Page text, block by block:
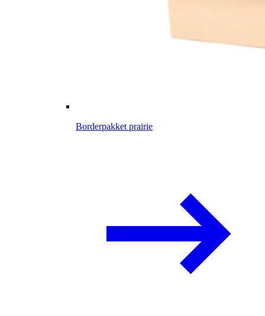
Borderpakket prairie